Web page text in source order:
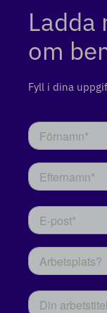
Ladda
om
Fyll i dina